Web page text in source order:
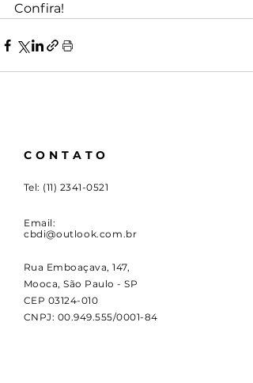
Confira!
CONTATO
Tel: (11) 2341-0521
Email:
cbdi@outlook.com.br
Rua Emboaçava, 147,
Mooca, São Paulo - SP
CEP 03124-010
CNPJ: 00.949.555/0001-84